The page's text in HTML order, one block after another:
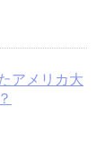
アメリカ大